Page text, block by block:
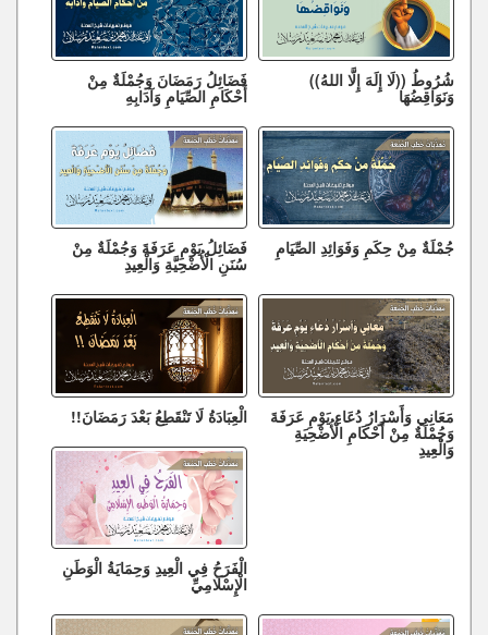
شُرُوطُ ((لَا إِلَهَ إِلَّا اللهُ))
وَنَوَاقِضُهَا
فَضَائِلُ رَمَضَانَ وَجُمْلَةٌ مِنْ
أَحْكَامِ الصِّيَامِ وَآدَابِهِ
جُمْلَةٌ مِنْ حِكَمِ وَفَوَائِدِ الصِّيَامِ فَضَائِلُ يَوْمِ عَرَفَةَ وَجُمْلَةٌ مِنْ
سُنَنِ الْأُضْحِيَّةِ وَالْعِيدِ
مَعَانِي وَأَسْرَارُ دُعَاءِ يَوْمِ عَرَفَةَ
وَجُمْلَةٌ مِنْ أَحْكَامِ الْأُضْحِيَةِ
وَالْعِيدِ
الْعِبَادَةُ لَا تَنْقَطِعُ بَعْدَ رَمَضَانَ!!
الْفَرَحُ فِي الْعِيدِ وَحِمَايَةُ الْوَطَنِ
الْإِسْلَامِيِّ